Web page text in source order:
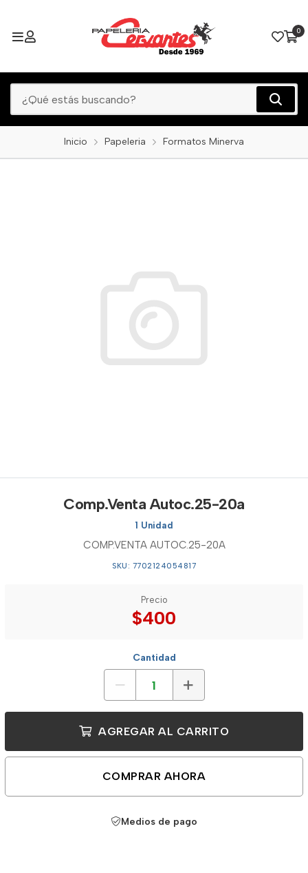
0
Inicio Papeleria Formatos Minerva
Comp.Venta Autoc.25-20a
1 Unidad
COMP.VENTA AUTOC.25-20A
SKU: 7702124054817
Precio
$400
Cantidad
AGREGAR AL CARRITO
COMPRAR AHORA
Medios de pago